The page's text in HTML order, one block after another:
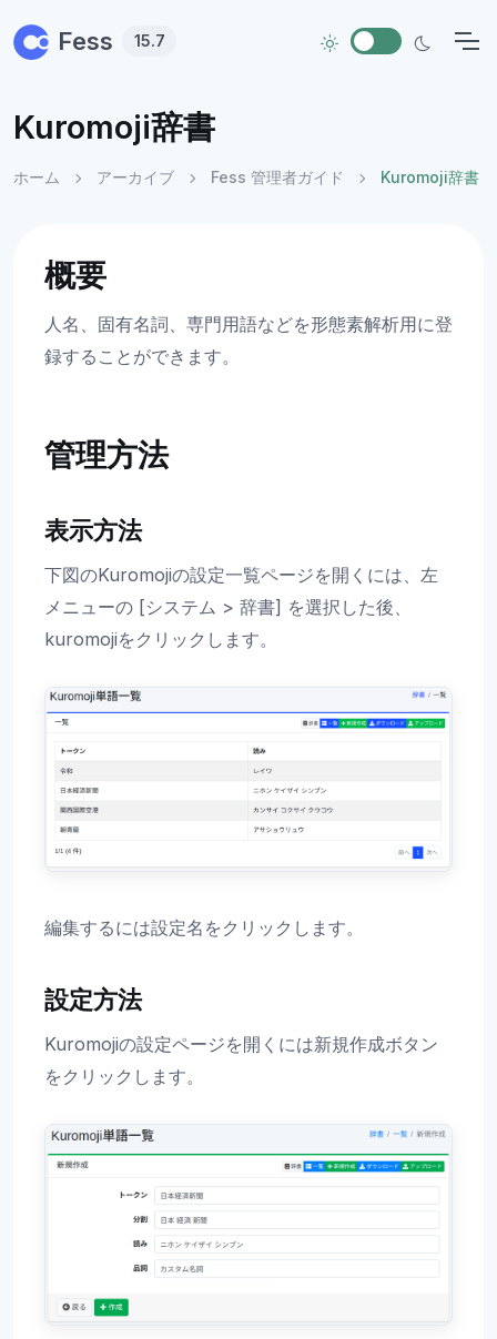
Fess 15.7
Kuromoji辞書
ホーム アーカイブ Fess 管理者ガイド Kuromoji辞書
概要
人名、固有名詞、専門用語などを形態素解析用に登
録することができます。
管理方法
表示方法
下図のKuromojiの設定一覧ページを開くには、左
メニューの [システム > 辞書] を選択した後、
kuromojiをクリックします。
編集するには設定名をクリックします。
設定方法
Kuromojiの設定ページを開くには新規作成ボタン
をクリックします。